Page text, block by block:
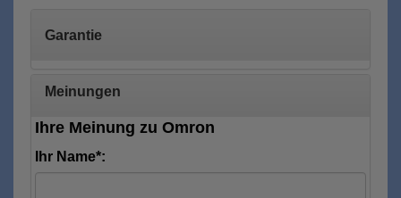
Garantie
Meinungen
Ihre Meinung zu Omron
Ihr Name*: